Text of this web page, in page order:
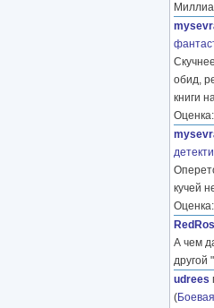
обид,
книги
кучей
А чем
другой
udrees
(